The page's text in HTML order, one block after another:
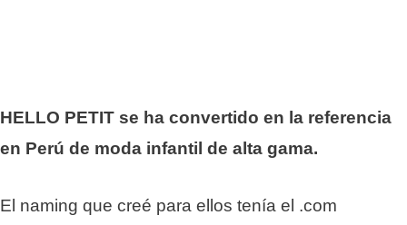
HELLO PETIT se ha convertido en la referencia
en Perú de moda infantil de alta gama.
El naming que creé para ellos tenía el .com